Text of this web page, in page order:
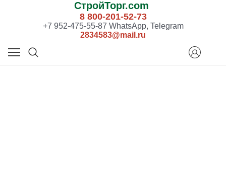
СтройТорг.com
8 800-201-52-73
+7 952-475-55-87 WhatsApp, Telegram
2834583@mail.ru